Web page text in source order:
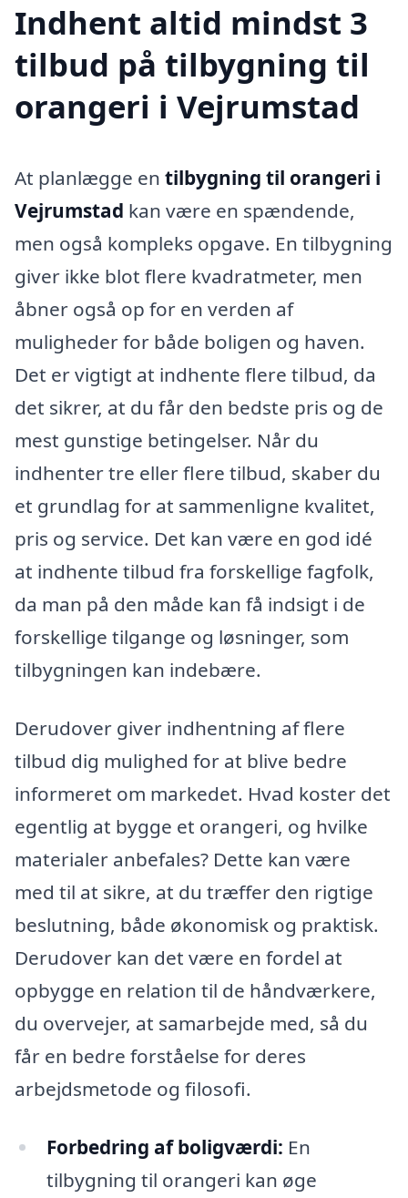
Indhent altid mindst 3
tilbud på tilbygning til
orangeri i Vejrumstad
At planlægge en tilbygning til orangeri i
Vejrumstad kan være en spændende,
men også kompleks opgave. En tilbygning
giver ikke blot flere kvadratmeter, men
åbner også op for en verden af
muligheder for både boligen og haven.
Det er vigtigt at indhente flere tilbud, da
det sikrer, at du får den bedste pris og de
mest gunstige betingelser. Når du
indhenter tre eller flere tilbud, skaber du
et grundlag for at sammenligne kvalitet,
pris og service. Det kan være en god idé
at indhente tilbud fra forskellige fagfolk,
da man på den måde kan få indsigt i de
forskellige tilgange og løsninger, som
tilbygningen kan indebære.
Derudover giver indhentning af flere
tilbud dig mulighed for at blive bedre
informeret om markedet. Hvad koster det
egentlig at bygge et orangeri, og hvilke
materialer anbefales? Dette kan være
med til at sikre, at du træffer den rigtige
beslutning, både økonomisk og praktisk.
Derudover kan det være en fordel at
opbygge en relation til de håndværkere,
du overvejer, at samarbejde med, så du
får en bedre forståelse for deres
arbejdsmetode og filosofi.
Forbedring af boligværdi: En
tilbygning til orangeri kan øge